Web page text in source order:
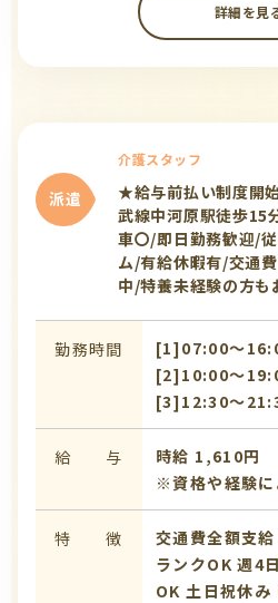
詳細を見
派遣
介護スタッフ
★給与前払い制度開
武線中河原駅徒歩15
車〇/即日勤務歓迎/
ム/有給休暇有/交通
中/特養未経験の方
勤務時間
[1]07:00〜
[2]10:00〜
[3]12:30〜
給 与
時給 1,610円
※資格や経験に
特 徴 交通費全額支給
ランクOK 週4
OK 土日祝休み